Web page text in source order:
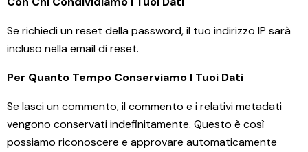
Se richiedi un reset della password, il tuo indirizzo IP sarà
incluso nella email di reset.
Per Quanto Tempo Conserviamo I Tuoi Dati
Se lasci un commento, il commento e i relativi metadati
vengono conservati indefinitamente. Questo è così
possiamo riconoscere e approvare automaticamente